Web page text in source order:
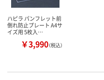
ハピラ パンフレット前
倒れ防止プレート A4サ
イズ用 5枚入…
￥3,990（税込）